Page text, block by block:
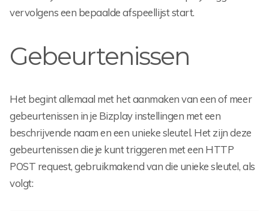
vervolgens een bepaalde afspeellijst start.
Gebeurtenissen
Het begint allemaal met het aanmaken van een of meer
gebeurtenissen in je Bizplay instellingen met een
beschrijvende naam en een unieke sleutel. Het zijn deze
gebeurtenissen die je kunt triggeren met een HTTP
POST request, gebruikmakend van die unieke sleutel, als
volgt: